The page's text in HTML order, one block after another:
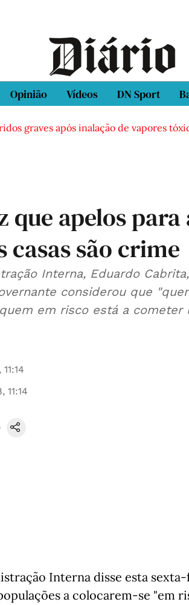
Opinião Vídeos DN Sport
graves após inalação de vapores
apelos para
casas são crime
Interna, Eduardo
considerou que
em risco está a cometer
11:14
Interna disse esta
a colocarem-se "em